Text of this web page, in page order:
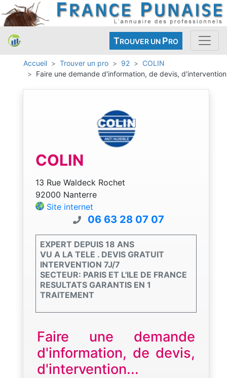
TROUVER UN PRO
Accueil Trouver un pro 92
COLIN
Faire une demande d'information, de devis, d'intervention
COLIN
13 Rue Waldeck Rochet
92000 Nanterre
Site internet
06 63 28 07 07
EXPERT DEPUIS 18 ANS
VU A LA TELE . DEVIS GRATUIT
INTERVENTION 7J/7
SECTEUR: PARIS ET L'ILE DE FRANCE
RESULTATS GARANTIS EN 1
TRAITEMENT
Faire une demande
d'information, de devis,
d'intervention...